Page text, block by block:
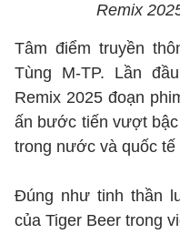
Remix
Tâm điểm truyền
Tùng M-TP. Lần
Remix 2025 đoạn
ấn bước tiến vượt
trong nước và quốc
Đúng như tinh thần
của Tiger Beer trong